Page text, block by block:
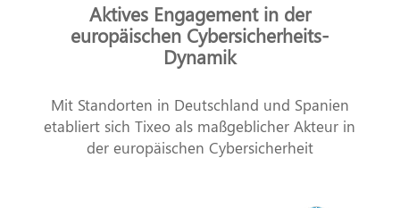
Aktives Engagement in der
europäischen Cybersicherheits-
Dynamik
Mit Standorten in Deutschland und Spanien
etabliert sich Tixeo als maßgeblicher Akteur in
der europäischen Cybersicherheit